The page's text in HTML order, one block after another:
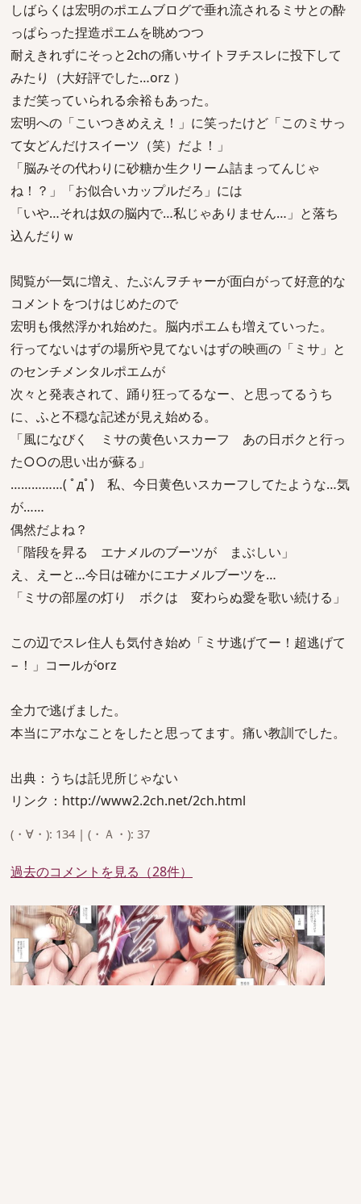
しばらくは宏明のポエムブログで垂れ流されるミサとの酔
っぱらった捏造ポエムを眺めつつ
耐えきれずにそっと2chの痛いサイトヲチスレに投下して
みたり（大好評でした…orz ）
まだ笑っていられる余裕もあった。
宏明への「こいつきめええ！」に笑ったけど「このミサっ
て女どんだけスイーツ（笑）だよ！」
「脳みその代わりに砂糖か生クリーム詰まってんじゃ
ね！？」「お似合いカップルだろ」には
「いや…それは奴の脳内で…私じゃありません…」と落ち
込んだりｗ
閲覧が一気に増え、たぶんヲチャーが面白がって好意的な
コメントをつけはじめたので
宏明も俄然浮かれ始めた。脳内ポエムも増えていった。
行ってないはずの場所や見てないはずの映画の「ミサ」と
のセンチメンタルポエムが
次々と発表されて、踊り狂ってるなー、と思ってるうち
に、ふと不穏な記述が見え始める。
「風になびく ミサの黄色いスカーフ あの日ボクと行っ
た○○の思い出が蘇る」
……………( ﾟдﾟ) 私、今日黄色いスカーフしてたような…気
が……
偶然だよね？
「階段を昇る エナメルのブーツが まぶしい」
え、えーと…今日は確かにエナメルブーツを…
「ミサの部屋の灯り ボクは 変わらぬ愛を歌い続ける」
この辺でスレ住人も気付き始め「ミサ逃げてー！超逃げて
−！」コールがorz
全力で逃げました。
本当にアホなことをしたと思ってます。痛い教訓でした。
出典：うちは託児所じゃない
リンク：http://www2.2ch.net/2ch.html
(・∀・): 134 | (・Ａ・): 37
過去のコメントを見る（28件）